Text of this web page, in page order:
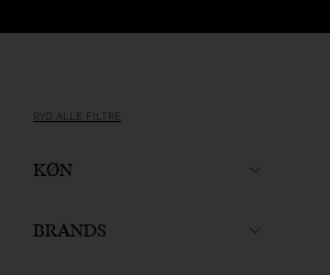
RYD ALLE FILTRE
KØN
BRANDS